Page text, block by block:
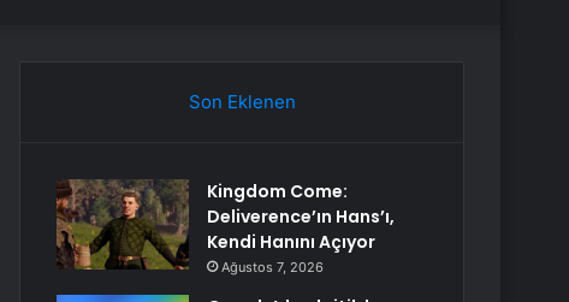
Son Eklenen
Kingdom Come:
Deliverence’ın Hans’ı,
Kendi Hanını Açıyor
Ağustos 7, 2026